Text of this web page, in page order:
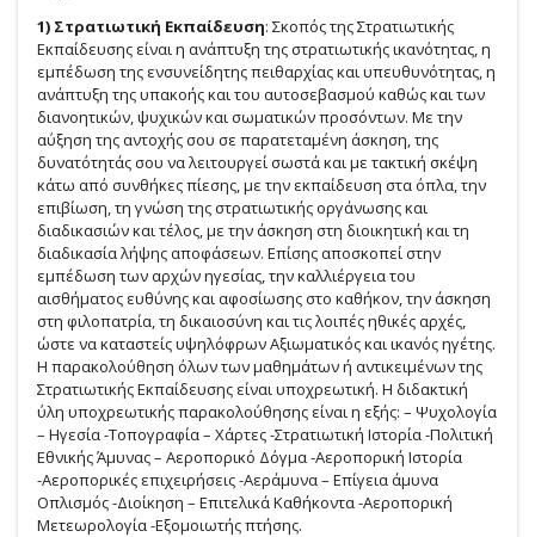
1) Στρατιωτική Εκπαίδευση: Σκοπός της Στρατιωτικής
Εκπαίδευσης είναι η ανάπτυξη της στρατιωτικής ικανότητας, η
εμπέδωση της ενσυνείδητης πειθαρχίας και υπευθυνότητας, η
ανάπτυξη της υπακοής και του αυτοσεβασμού καθώς και των
διανοητικών, ψυχικών και σωματικών προσόντων. Με την
αύξηση της αντοχής σου σε παρατεταμένη άσκηση, της
δυνατότητάς σου να λειτουργεί σωστά και με τακτική σκέψη
κάτω από συνθήκες πίεσης, με την εκπαίδευση στα όπλα, την
επιβίωση, τη γνώση της στρατιωτικής οργάνωσης και
διαδικασιών και τέλος, με την άσκηση στη διοικητική και τη
διαδικασία λήψης αποφάσεων. Επίσης αποσκοπεί στην
εμπέδωση των αρχών ηγεσίας, την καλλιέργεια του
αισθήματος ευθύνης και αφοσίωσης στο καθήκον, την άσκηση
στη φιλοπατρία, τη δικαιοσύνη και τις λοιπές ηθικές αρχές,
ώστε να καταστείς υψηλόφρων Αξιωματικός και ικανός ηγέτης.
Η παρακολούθηση όλων των μαθημάτων ή αντικειμένων της
Στρατιωτικής Εκπαίδευσης είναι υποχρεωτική. Η διδακτική
ύλη υποχρεωτικής παρακολούθησης είναι η εξής: – Ψυχολογία
– Ηγεσία -Τοπογραφία – Χάρτες -Στρατιωτική Ιστορία -Πολιτική
Εθνικής Άμυνας – Αεροπορικό Δόγμα -Αεροπορική Ιστορία
-Αεροπορικές επιχειρήσεις -Αεράμυνα – Επίγεια άμυνα
Οπλισμός -Διοίκηση – Επιτελικά Καθήκοντα -Αεροπορική
Μετεωρολογία -Εξομοιωτής πτήσης.